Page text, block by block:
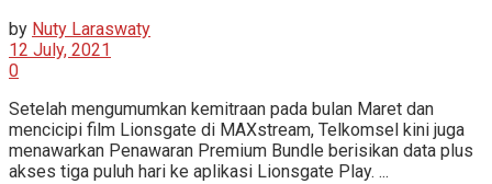
by Nuty Laraswaty
12 July, 2021
0
Setelah mengumumkan kemitraan pada bulan Maret dan
mencicipi film Lionsgate di MAXstream, Telkomsel kini juga
menawarkan Penawaran Premium Bundle berisikan data plus
akses tiga puluh hari ke aplikasi Lionsgate Play. ...